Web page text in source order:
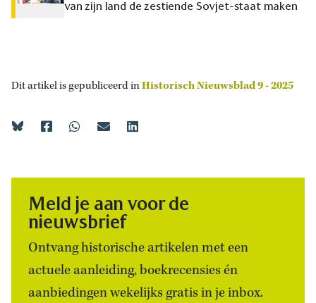
van zijn land de zestiende Sovjet-staat maken
Dit artikel is gepubliceerd inHistorisch Nieuwsblad 9 - 2025
Meld je aan voor de
nieuwsbrief
Ontvang historische artikelen met een
actuele aanleiding, boekrecensies én
aanbiedingen wekelijks gratis in je inbox.